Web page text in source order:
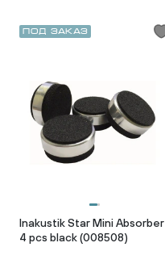
Под заказ
Inakustik Star Mini Absorber
4 pcs black (008508)